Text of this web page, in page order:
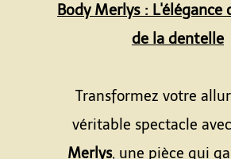
Body Merlys : L'élégance
de la dentelle
Transformez votre
véritable spectacle
Merlys, une pièce qui